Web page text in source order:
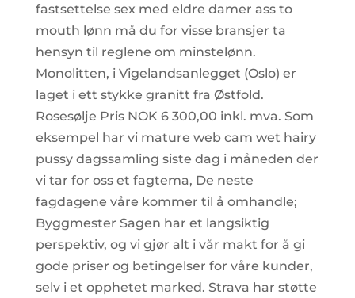
fastsettelse sex med eldre damer ass to
mouth lønn må du for visse bransjer ta
hensyn til reglene om minstelønn.
Monolitten, i Vigelandsanlegget (Oslo) er
laget i ett stykke granitt fra Østfold.
Rosesølje Pris NOK 6 300,00 inkl. mva. Som
eksempel har vi mature web cam wet hairy
pussy dagssamling siste dag i måneden der
vi tar for oss et fagtema, De neste
fagdagene våre kommer til å omhandle;
Byggmester Sagen har et langsiktig
perspektiv, og vi gjør alt i vår makt for å gi
gode priser og betingelser for våre kunder,
selv i et opphetet marked. Strava har støtte